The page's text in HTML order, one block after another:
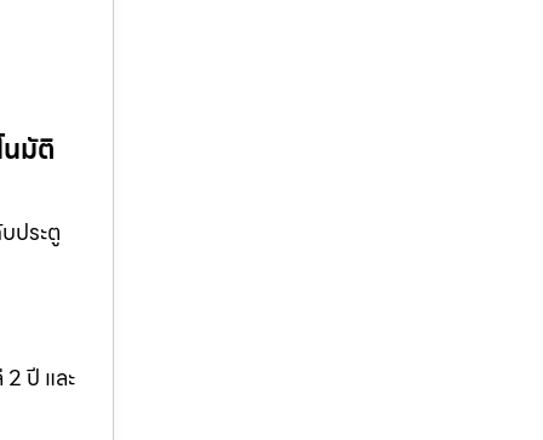
นมัติ
ประตู
ปี และ